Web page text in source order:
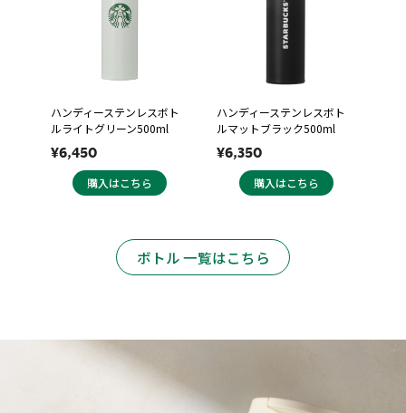
ハンディーステンレスボト
ルライトグリーン500ml
¥6,450
購入はこちら
ハンディーステンレスボト
ルマットブラック500ml
¥6,350
購入はこちら
ボトル 一覧はこちら